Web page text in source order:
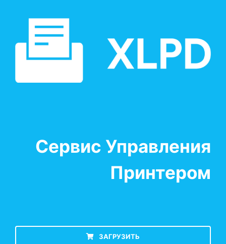
Сервис Управления
Принтером
ЗАГРУЗИТЬ